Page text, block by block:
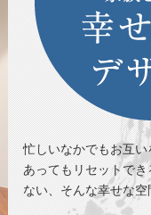
忙しいなかでもお互
あってもリセットで
ない、そんな幸せな